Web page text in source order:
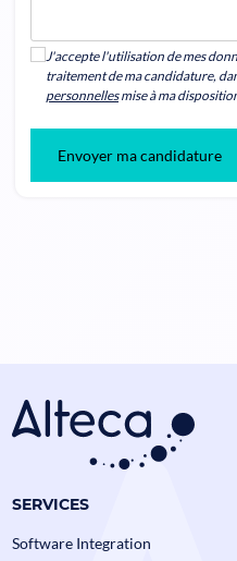
J'accepte l'utilisation de mes
traitement de ma candidature,
personnellesmise à ma
Envoyer ma candidature
SERVICES
Software Integration